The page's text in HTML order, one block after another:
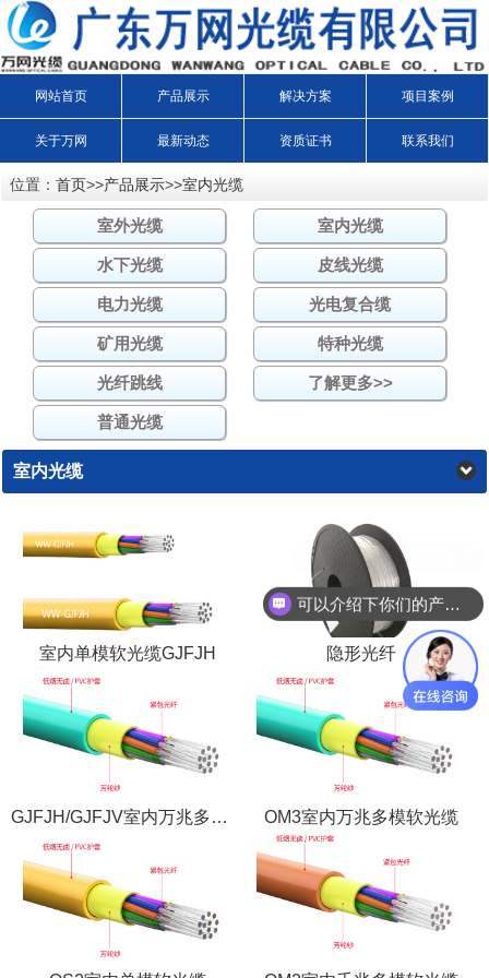
网站首页 产品展示 解决方案 项目案例
关于万网 最新动态 资质证书 联系我们
位置： 首页>>产品展示>>室内光缆
室外光缆 室内光缆
水下光缆 皮线光缆
电力光缆 光电复合缆
矿用光缆 特种光缆
光纤跳线 了解更多>>
普通光缆
室内光缆
室内单模软光缆GJFJH 隐形光纤
GJFJH/GJFJV室内万兆多模软光缆 OM3室内万兆多模软光缆
可以介绍下你们的产品么？
现在有优惠活动么？